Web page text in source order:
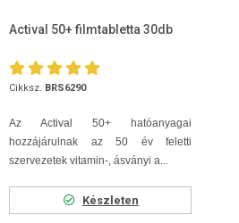
Actival 50+ filmtabletta 30db
Cikksz. BRS6290
Az Actival 50+ hatóanyagai
hozzájárulnak az 50 év feletti
szervezetek vitamin-, ásványi a...
Készleten